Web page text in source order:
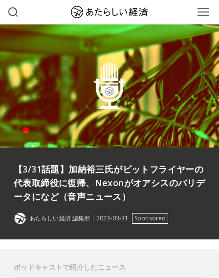
【3/31話題】加納裕三氏がビットフライヤーの
代表取締役に復帰、Nexonがオアシスのバリデ
ータになど（音声ニュース）
あたらしい経済 編集部 2023-03-31 Sponsored
ポッドキャストで紹介したニュース